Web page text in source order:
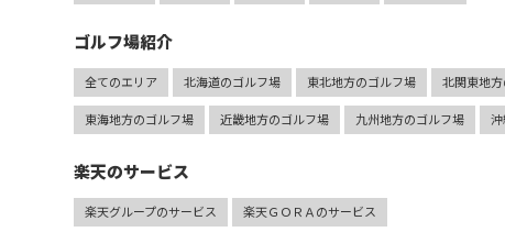
ゴルフ場紹介
全てのエリア 北海道のゴルフ場 東北地方のゴルフ場 北関東地
東海地方のゴルフ場 近畿地方のゴルフ場 九州地方のゴルフ場
楽天のサービス
楽天グループのサービス 楽天ＧＯＲＡのサービス